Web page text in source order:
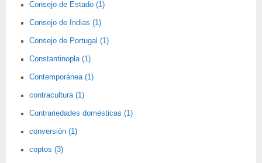
Consejo de Estado (1)
Consejo de Indias (1)
Consejo de Portugal (1)
Constantinopla (1)
Contemporánea (1)
contracultura (1)
Contrariedades domésticas (1)
conversión (1)
coptos (3)